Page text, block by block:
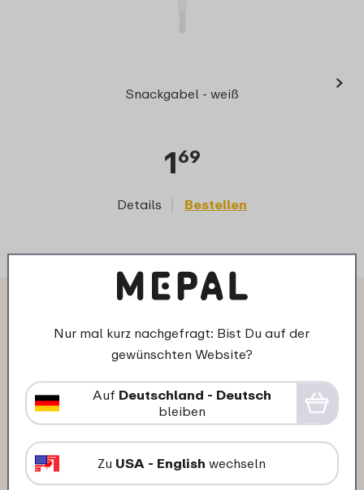
Snackgabel - weiß
169
Details Bestellen
›
Fruchtbox Campus 300 ml:
16-11-2025
"Optisch schön, sehr gute Qualität
könnte nur etwas größer sein ."
Nur mal kurz nachgefragt: Bist Du auf der
gewünschten Website?
Auf Deutschland - Deutsch
bleiben
Zu USA - English wechseln